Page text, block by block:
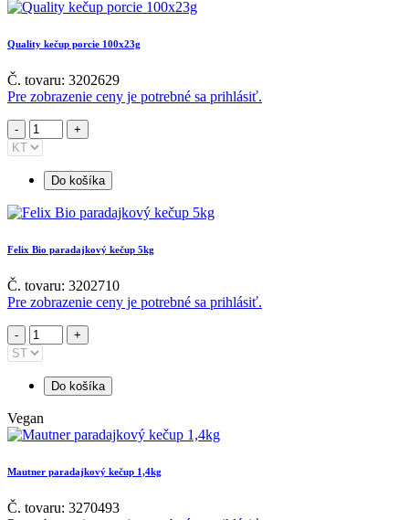
Quality kečup porcie 100x23g
Č. tovaru: 3202629
Pre zobrazenie ceny je potrebné sa prihlásiť.
Do košíka
Felix Bio paradajkový kečup 5kg
Č. tovaru: 3202710
Pre zobrazenie ceny je potrebné sa prihlásiť.
Do košíka
Vegan
Mautner paradajkový kečup 1,4kg
Č. tovaru: 3270493